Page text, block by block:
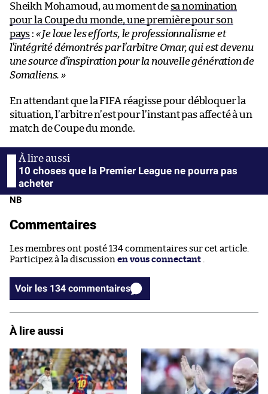
Sheikh Mohamoud, au moment de sa nomination
pour la Coupe du monde, une première pour son
pays : « Je loue les efforts, le professionnalisme et
l’intégrité démontrés par l’arbitre Omar, qui est devenu
une source d’inspiration pour la nouvelle génération de
Somaliens. »
En attendant que la FIFA réagisse pour débloquer la
situation, l’arbitre n’est pour l’instant pas affecté à un
match de Coupe du monde.
10 choses que la Premier League ne pourra pas
acheter
NB
Commentaires
Les membres ont posté 134 commentaires sur cet article.
Participez à la discussion en vous connectant
Voir les 134 commentaires
À lire aussi